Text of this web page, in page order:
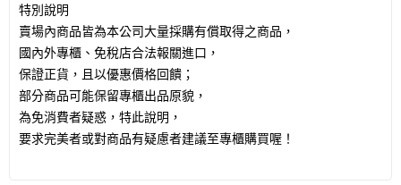
特別說明
賣場內商品皆為本公司大量採購有償取得之商品，
國內外專櫃、免稅店合法報關進口，
保證正貨，且以優惠價格回饋；
部分商品可能保留專櫃出品原貌，
為免消費者疑惑，特此說明，
要求完美者或對商品有疑慮者建議至專櫃購買喔！